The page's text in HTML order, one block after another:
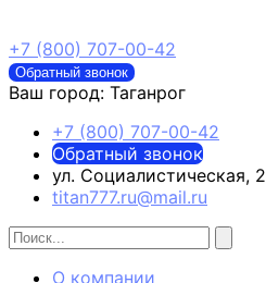
+7 (800) 707-00-42
Обратный звонок
Ваш город: Таганрог
+7 (800) 707-00-42
Обратный звонок
ул. Социалистическая, 2
titan777.ru@mail.ru
О компании